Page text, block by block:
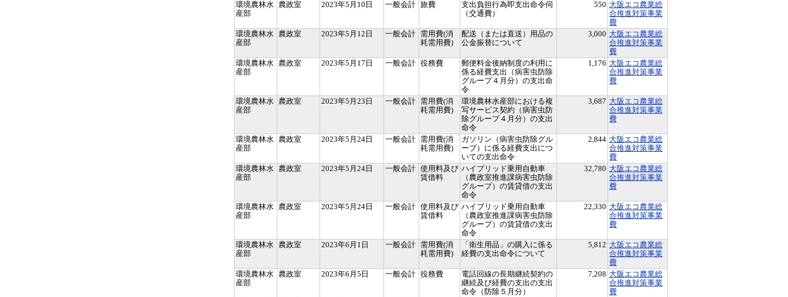
環境農林水
産部
農政室 2023年5月10日 一般会計 旅費
支出負担行為即支出命令伺
（交通費）
550 大阪エコ農業総
合推進対策事業
費
環境農林水
産部
農政室 2023年5月12日 一般会計
需用費(消
耗需用費)
配送（または直送）用品の
公金振替について
3,000 大阪エコ農業総
合推進対策事業
費
環境農林水
産部
農政室 2023年5月17日 一般会計 役務費
郵便料金後納制度の利用に
係る経費支出（病害虫防除
グループ４月分）の支出命
令
1,176 大阪エコ農業総
合推進対策事業
費
環境農林水
産部
農政室 2023年5月23日 一般会計
需用費(消
耗需用費)
環境農林水産部における複
写サービス契約（病害虫防
除グループ４月分）の支出
命令
3,687 大阪エコ農業総
合推進対策事業
費
環境農林水
産部
農政室 2023年5月24日 一般会計
需用費(消
耗需用費)
ガソリン（病害虫防除グル
ープ）に係る経費支出につ
いての支出命令
2,844 大阪エコ農業総
合推進対策事業
費
環境農林水
産部
農政室 2023年5月24日 一般会計 使用料及び
賃借料
ハイブリッド乗用自動車
（農政室推進課病害虫防除
グループ）の賃貸借の支出
命令
32,780 大阪エコ農業総
合推進対策事業
費
環境農林水
産部
農政室 2023年5月24日 一般会計 使用料及び
賃借料
ハイブリッド乗用自動車
（農政室推進課病害虫防除
グループ）の賃貸借の支出
命令
22,330 大阪エコ農業総
合推進対策事業
費
環境農林水
産部
農政室 2023年6月1日 一般会計
需用費(消
耗需用費)
「衛生用品」の購入に係る
経費の支出命令について
5,812 大阪エコ農業総
合推進対策事業
費
環境農林水
産部
農政室 2023年6月5日 一般会計 役務費
電話回線の長期継続契約の
継続及び経費の支出の支出
命令（防除５月分）
7,208 大阪エコ農業総
合推進対策事業
費